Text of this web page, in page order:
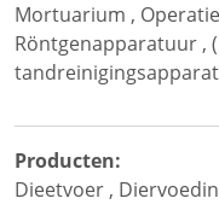
Mortuarium ,
Röntgenapparatuur ,
Producten:
Dieetvoer ,